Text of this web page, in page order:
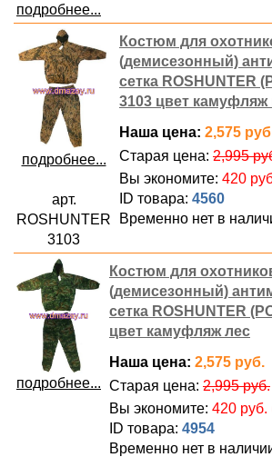
подробнее...
подробнее...
арт.
ROSHUNTER
3103
Костюм для
(демисезонный)
сетка ROSHUNTER
3103 цвет
Наша цена: 2,575
Старая цена: 2,995
Вы экономите: 420
ID товара: 4560
Временно нет в
подробнее...
Костюм для
(демисезонный)
сетка ROSHUNTER
цвет камуфляж лес
Наша цена: 2,575 руб.
Старая цена: 2,995 руб.
Вы экономите: 420 руб.
ID товара: 4954
Временно нет в